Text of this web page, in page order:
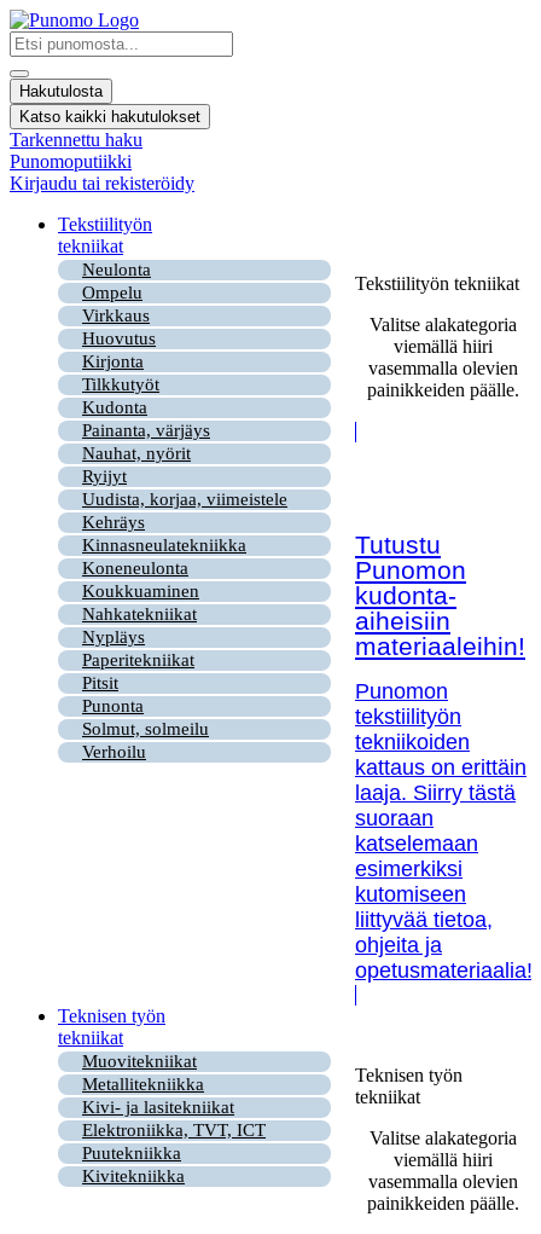
Mene
sisältöön
Search
...
Hakutulosta
Katso kaikki hakutulokset
Tarkennettu haku
Punomoputiikki
Kirjaudu tai rekisteröidy
Tekstiilityön
tekniikat
Neulonta
Ompelu
Virkkaus
Huovutus
Kirjonta
Tilkkutyöt
Kudonta
Painanta, värjäys
Nauhat, nyörit
Ryijyt
Uudista, korjaa, viimeistele
Kehräys
Kinnasneulatekniikka
Koneneulonta
Koukkuaminen
Nahkatekniikat
Nypläys
Paperitekniikat
Pitsit
Punonta
Solmut, solmeilu
Verhoilu
Tekstiilityön tekniikat
Valitse alakategoria
viemällä hiiri
vasemmalla olevien
painikkeiden päälle.
Tutustu
Punomon
kudonta-
aiheisiin
materiaaleihin!
Punomon
tekstiilityön
tekniikoiden
kattaus on erittäin
laaja. Siirry tästä
suoraan
katselemaan
esimerkiksi
kutomiseen
liittyvää tietoa,
ohjeita ja
opetusmateriaalia!
Teknisen työn
tekniikat
Muovitekniikat
Metallitekniikka
Kivi- ja lasitekniikat
Elektroniikka, TVT, ICT
Puutekniikka
Kivitekniikka
Teknisen työn
tekniikat
Valitse alakategoria
viemällä hiiri
vasemmalla olevien
painikkeiden päälle.